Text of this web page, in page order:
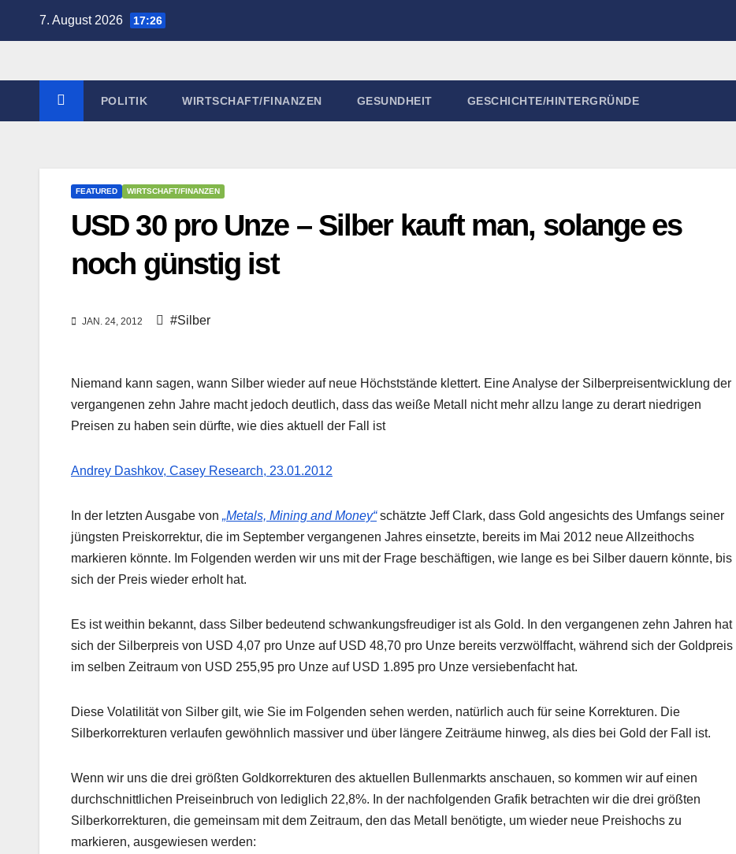
7. August 2026 17:26
POLITIK WIRTSCHAFT/FINANZEN GESUNDHEIT GESCHICHTE/HINTERGRÜNDE
FEATURED WIRTSCHAFT/FINANZEN
USD 30 pro Unze – Silber kauft man, solange es
noch günstig ist
JAN. 24, 2012 #Silber
Niemand kann sagen, wann Silber wieder auf neue Höchststände klettert. Eine Analyse der Silberpreisentwicklung der
vergangenen zehn Jahre macht jedoch deutlich, dass das weiße Metall nicht mehr allzu lange zu derart niedrigen
Preisen zu haben sein dürfte, wie dies aktuell der Fall ist
Andrey Dashkov, Casey Research, 23.01.2012
In der letzten Ausgabe von „Metals, Mining and Money“schätzte Jeff Clark, dass Gold angesichts des Umfangs seiner
jüngsten Preiskorrektur, die im September vergangenen Jahres einsetzte, bereits im Mai 2012 neue Allzeithochs
markieren könnte. Im Folgenden werden wir uns mit der Frage beschäftigen, wie lange es bei Silber dauern könnte, bis
sich der Preis wieder erholt hat.
Es ist weithin bekannt, dass Silber bedeutend schwankungsfreudiger ist als Gold. In den vergangenen zehn Jahren hat
sich der Silberpreis von USD 4,07 pro Unze auf USD 48,70 pro Unze bereits verzwölffacht, während sich der Goldpreis
im selben Zeitraum von USD 255,95 pro Unze auf USD 1.895 pro Unze versiebenfacht hat.
Diese Volatilität von Silber gilt, wie Sie im Folgenden sehen werden, natürlich auch für seine Korrekturen. Die
Silberkorrekturen verlaufen gewöhnlich massiver und über längere Zeiträume hinweg, als dies bei Gold der Fall ist.
Wenn wir uns die drei größten Goldkorrekturen des aktuellen Bullenmarkts anschauen, so kommen wir auf einen
durchschnittlichen Preiseinbruch von lediglich 22,8%. In der nachfolgenden Grafik betrachten wir die drei größten
Silberkorrekturen, die gemeinsam mit dem Zeitraum, den das Metall benötigte, um wieder neue Preishochs zu
markieren, ausgewiesen werden: